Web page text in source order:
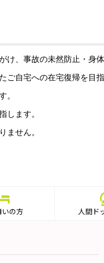
、事故の未然防止・身
自宅への在宅復帰を目指
。
します。
ません。
いの方 人間ド